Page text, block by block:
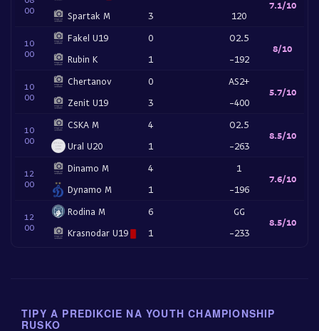
00
Spartak M 3 120
7.1/10
10
00
Fakel U19
Rubin K
0
1
O2.5
-192
8/10
10
00
Chertanov
Zenit U19
0
3
AS2+
-400
5.7/10
10
00
CSKA M
Ural U20
4
1
O2.5
-263
8.5/10
12
00
Dinamo M
Dynamo M
4
1
1
-196
7.6/10
12
00
Rodina M
Krasnodar U19
6
1
GG
-233
8.5/10
TIPY A PREDIKCIE NA YOUTH CHAMPIONSHIP
RUSKO